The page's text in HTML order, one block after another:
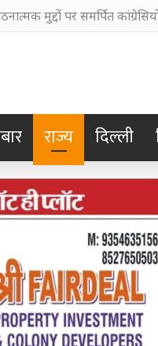
और केंद्र के संयुक्त प्रयासों से
राज्य दिल्ली